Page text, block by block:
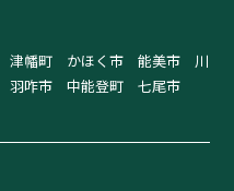
幡町 かほく市 能美市 川
咋市 中能登町 七尾市